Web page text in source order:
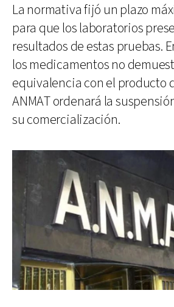
La normativa fijó un plazo
para que los laboratorios
resultados de estas pruebas.
los medicamentos no
equivalencia con el producto
ANMAT ordenará la
su comercialización.